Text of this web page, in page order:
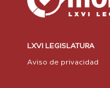
LXVI LEGISLATURA
Aviso de privacidad